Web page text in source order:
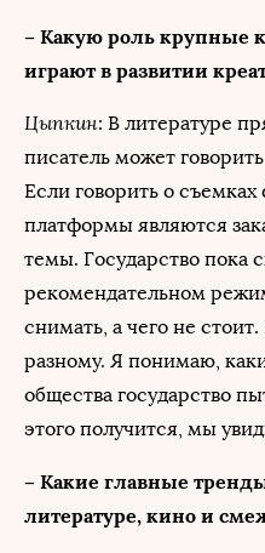
– Какую роль крупные
играют в развитии
Цыпкин: В литературе
писатель может
Если говорить о
платформы являются
темы. Государство пока
рекомендательном
снимать, а чего не
разному. Я понимаю,
общества государство
этого получится, мы
– Какие главные
литературе, кино и